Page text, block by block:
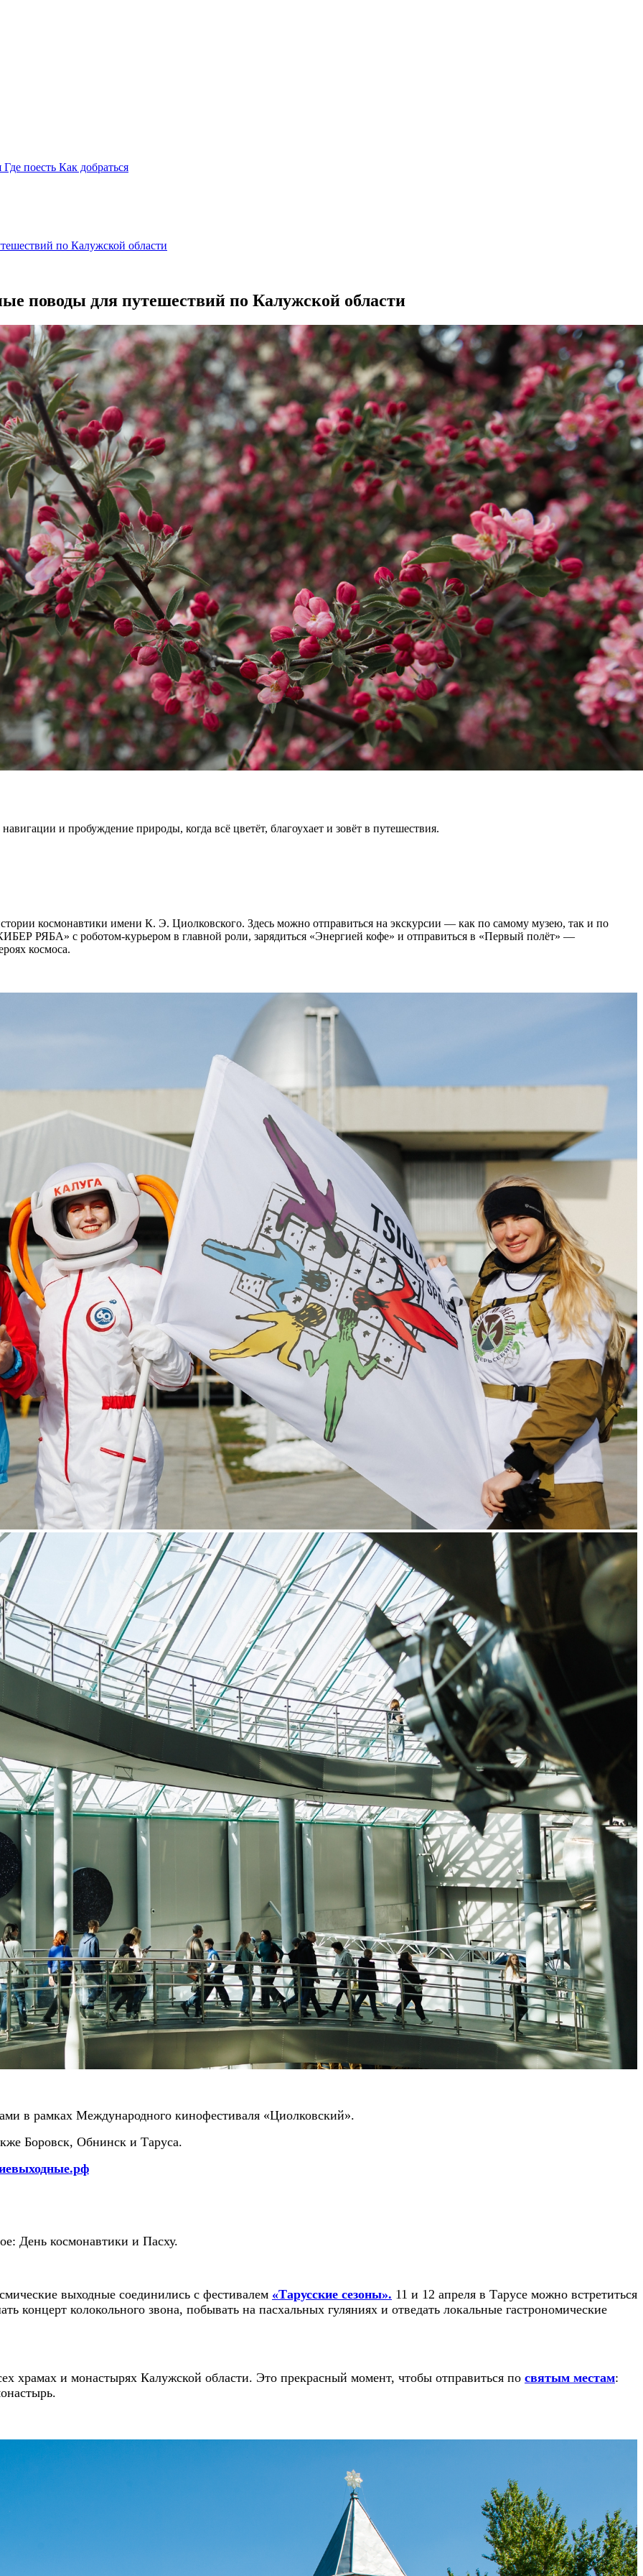
Где поесть Как добраться
по Калужской области
поводы для путешествий по Калужской области
и пробуждение природы, когда всё цветёт, благоухает и зовёт в путешествия.
космонавтики имени К. Э. Циолковского. Здесь можно отправиться на экскурсии — как по самому музею, так и по
РЯБА» с роботом-курьером в главной роли, зарядиться «Энергией кофе» и отправиться в «Первый полёт» —
космоса.
в рамках Международного кинофестиваля «Циолковский».
Боровск, Обнинск и Таруса.
День космонавтики и Пасху.
выходные соединились с фестивалем «Тарусские сезоны». 11 и 12 апреля в Тарусе можно встретиться
концерт колокольного звона, побывать на пасхальных гуляниях и отведать локальные гастрономические
храмах и монастырях Калужской области. Это прекрасный момент, чтобы отправиться по святым местам: